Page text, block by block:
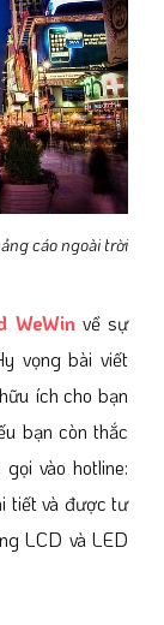
cáo ngoài trời
WeWin về sự
vọng bài viết
ích cho bạn
bạn còn thắc
vào hotline:
tiết và được tư
LCD và LED